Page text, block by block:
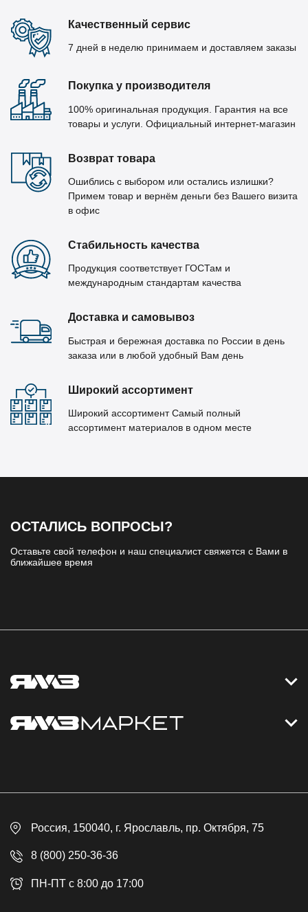
Качественный сервис
7 дней в неделю принимаем и доставляем заказы
Покупка у производителя
100% оригинальная продукция. Гарантия на все
товары и услуги. Официальный интернет-магазин
Возврат товара
Ошиблись с выбором или остались излишки?
Примем товар и вернём деньги без Вашего визита
в офис
Стабильность качества
Продукция соответствует ГОСТам и
международным стандартам качества
Доставка и самовывоз
Быстрая и бережная доставка по России в день
заказа или в любой удобный Вам день
Широкий ассортимент
Широкий ассортимент Самый полный
ассортимент материалов в одном месте
ОСТАЛИСЬ ВОПРОСЫ?
Оставьте свой телефон и наш специалист свяжется с Вами в
ближайшее время
Контакты
Доставка
Контакты
Гарантия
Россия, 150040, г. Ярославль, пр. Октября, 75
8 (800) 250-36-36
ПН-ПТ с 8:00 до 17:00